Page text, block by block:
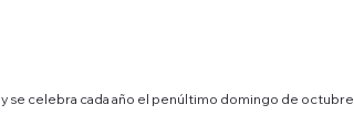
se celebra cada año el penúltimo domingo de octubre.